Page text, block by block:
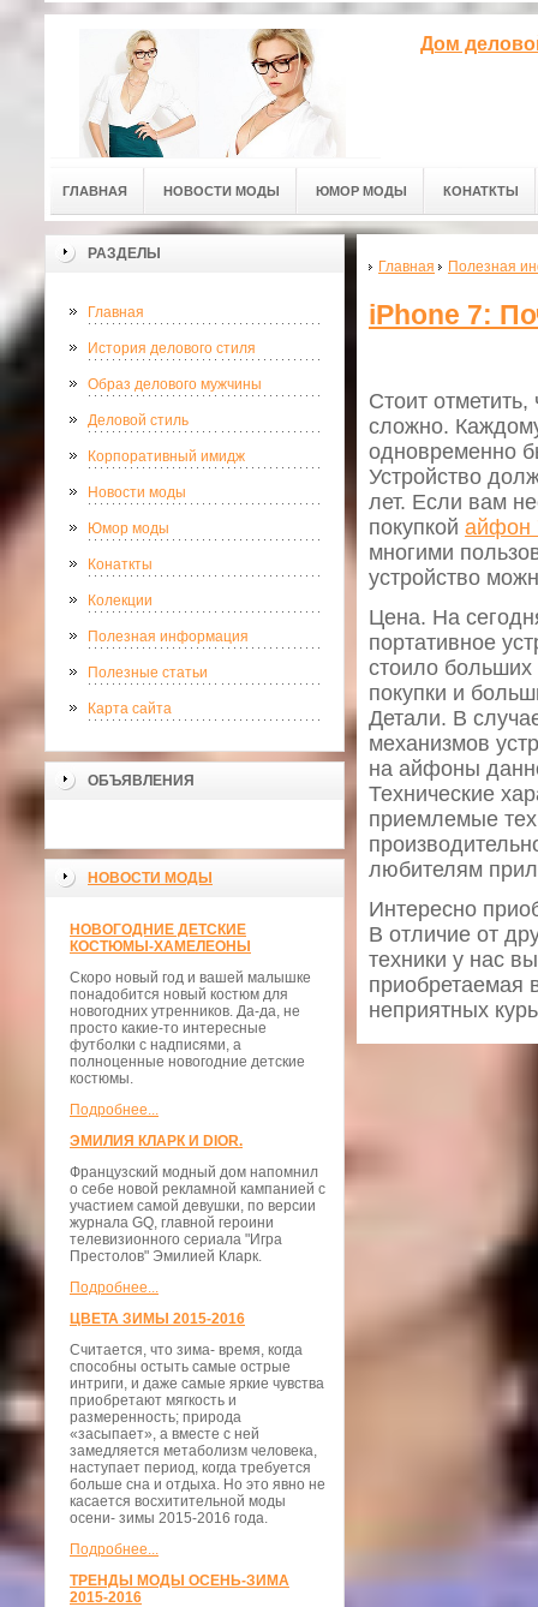
Дом
ГЛАВНАЯ НОВОСТИ МОДЫ ЮМОР МОДЫ КОНАТКТЫ
РАЗДЕЛЫ
Главная
История делового стиля
Образ делового мужчины
Деловой стиль
Корпоративный имидж
Новости моды
Юмор моды
Конаткты
Колекции
Полезная информация
Полезные статьи
Карта сайта
ОБЪЯВЛЕНИЯ
НОВОСТИ МОДЫ
НОВОГОДНИЕ ДЕТСКИЕ
КОСТЮМЫ-ХАМЕЛЕОНЫ
Скоро новый год и вашей малышке
понадобится новый костюм для
новогодних утренников. Да-да, не
просто какие-то интересные
футболки с надписями, а
полноценные новогодние детские
костюмы.
Подробнее...
ЭМИЛИЯ КЛАРК И DIOR.
Французский модный дом напомнил
о себе новой рекламной кампанией с
участием самой девушки, по версии
журнала GQ, главной героини
телевизионного сериала "Игра
Престолов" Эмилией Кларк.
Подробнее...
ЦВЕТА ЗИМЫ 2015-2016
Считается, что зима- время, когда
способны остыть самые острые
интриги, и даже самые яркие чувства
приобретают мягкость и
размеренность; природа
«засыпает», а вместе с ней
замедляется метаболизм человека,
наступает период, когда требуется
больше сна и отдыха. Но это явно не
касается восхитительной моды
осени- зимы 2015-2016 года.
Подробнее...
ТРЕНДЫ МОДЫ ОСЕНЬ-ЗИМА
2015-2016
Главная Полезная
iPhone 7:
Стоит
сложно.
одновременно
Устройство
лет. Если вам
покупкой айфон
многими
устройство
Цена. На
портативное
стоило
покупки и
Детали. В
механизмов
на айфоны
Технические
приемлемые
любителям
Интересно
В отличие от
техники у нас
приобретаемая
неприятных